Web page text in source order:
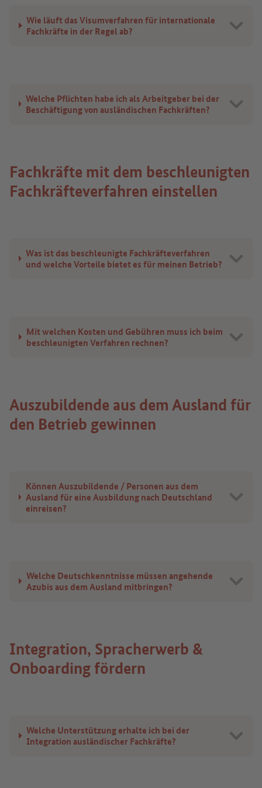
Wie läuft das Visumverfahren für internationale
Fachkräfte in der Regel ab?
Welche Pflichten habe ich als Arbeitgeber bei der
Beschäftigung von ausländischen Fachkräften?
Fachkräfte mit dem beschleunigten
Fachkräfteverfahren einstellen
Was ist das beschleunigte Fachkräfteverfahren
und welche Vorteile bietet es für meinen Betrieb?
Mit welchen Kosten und Gebühren muss ich beim
beschleunigten Verfahren rechnen?
Auszubildende aus dem Ausland für
den Betrieb gewinnen
Können Auszubildende / Personen aus dem
Ausland für eine Ausbildung nach Deutschland
einreisen?
Welche Deutschkenntnisse müssen angehende
Azubis aus dem Ausland mitbringen?
Integration, Spracherwerb &
Onboarding fördern
Welche Unterstützung erhalte ich bei der
Integration ausländischer Fachkräfte?